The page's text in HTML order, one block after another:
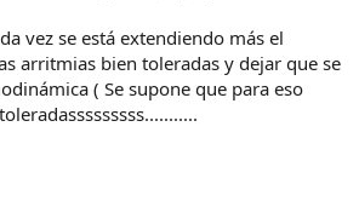
vez se está extendiendo más el
arritmias bien toleradas y dejar que se
( Se supone que para eso